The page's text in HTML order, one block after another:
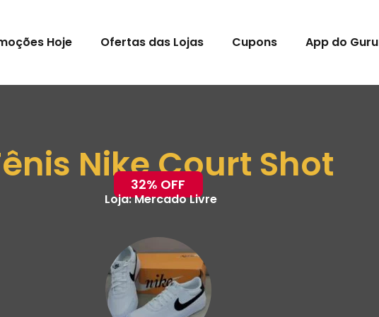
Hoje Ofertas das Lojas Cupons App do Guru
Nike Court Shot
32% OFF
Loja:Mercado Livre